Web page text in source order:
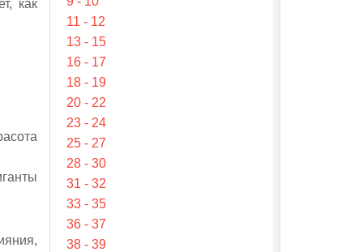
как
11 - 12
13 - 15
16 - 17
18 - 19
20 - 22
23 - 24
25 - 27
28 - 30
31 - 32
33 - 35
36 - 37
38 - 39